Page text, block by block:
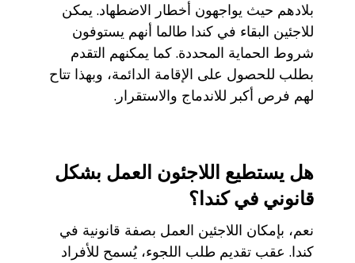
بلادهم حيث يواجهون أخطار الاضطهاد. يمكن
للاجئين البقاء في كندا طالما أنهم يستوفون
شروط الحماية المحددة. كما يمكنهم التقدم
بطلب للحصول على الإقامة الدائمة، وبهذا تتاح
لهم فرص أكبر للاندماج والاستقرار.
هل يستطيع اللاجئون العمل بشكل
قانوني في كندا؟
نعم، بإمكان اللاجئين العمل بصفة قانونية في
كندا. عقب تقديم طلب اللجوء، يُسمح للأفراد